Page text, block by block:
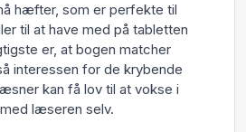
hæfter, som er perfekte til
til at have med på tabletten
er, at bogen matcher
interessen for de krybende
kan få lov til at vokse i
læseren selv.